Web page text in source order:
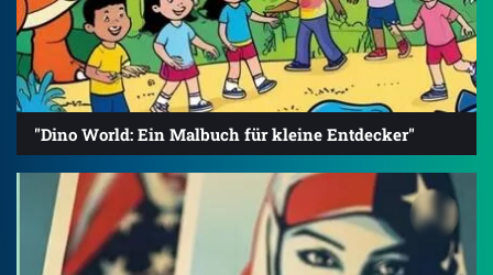
"Dino World: Ein Malbuch für kleine Entdecker"